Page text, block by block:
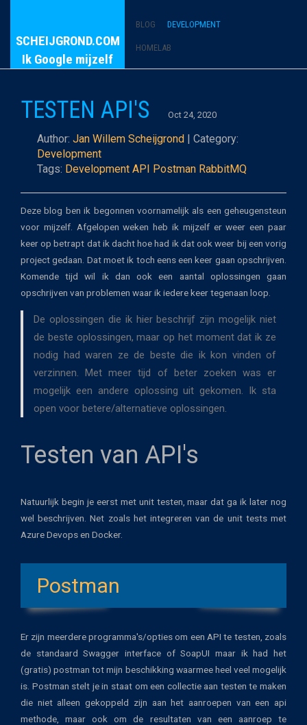
SCHEIJGROND.COM
Ik Google mijzelf
BLOG DEVELOPMENT
HOMELAB
TESTEN API'S Oct 24, 2020
Author: Jan Willem Scheijgrond | Category:
Development
Tags: Development API Postman RabbitMQ
Deze blog ben ik begonnen voornamelijk als een geheugensteun
voor mijzelf. Afgelopen weken heb ik mijzelf er weer een paar
keer op betrapt dat ik dacht hoe had ik dat ook weer bij een vorig
project gedaan. Dat moet ik toch eens een keer gaan opschrijven.
Komende tijd wil ik dan ook een aantal oplossingen gaan
opschrijven van problemen waar ik iedere keer tegenaan loop.
De oplossingen die ik hier beschrijf zijn mogelijk niet
de beste oplossingen, maar op het moment dat ik ze
nodig had waren ze de beste die ik kon vinden of
verzinnen. Met meer tijd of beter zoeken was er
mogelijk een andere oplossing uit gekomen. Ik sta
open voor betere/alternatieve oplossingen.
Testen van API's
Natuurlijk begin je eerst met unit testen, maar dat ga ik later nog
wel beschrijven. Net zoals het integreren van de unit tests met
Azure Devops en Docker.
Postman
Er zijn meerdere programma's/opties om een API te testen, zoals
de standaard Swagger interface of SoapUI maar ik had het
(gratis) postman tot mijn beschikking waarmee heel veel mogelijk
is. Postman stelt je in staat om een collectie aan testen te maken
die niet alleen gekoppeld zijn aan het aanroepen van een api
methode, maar ook om de resultaten van een aanroep te